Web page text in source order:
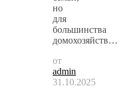
но
для
большинства
домохозяйств…
от
admin
31.10.2025